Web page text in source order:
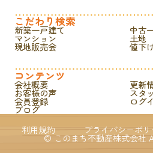
こだわり検索
新築一戸建て 中古
マンション 土地
現地販売会 値下
コンテンツ
会社概要 更新
お客様の声 スタ
会員登録 ログ
ブログ
利用規約
プライバシーポリ
© このまち不動産株式会社